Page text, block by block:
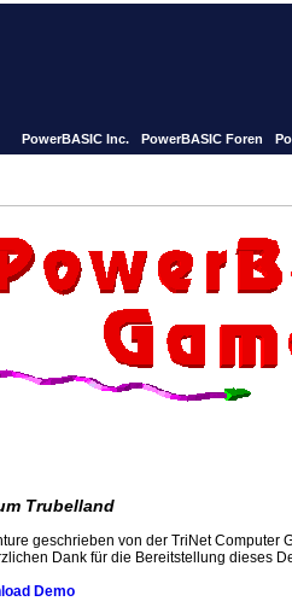
for 23 years Online !! We
PowerBASIC Inc. PowerBASIC Foren
Trubelland
geschrieben von der TriNet Computer
Dank für die Bereitstellung dieses
Demo